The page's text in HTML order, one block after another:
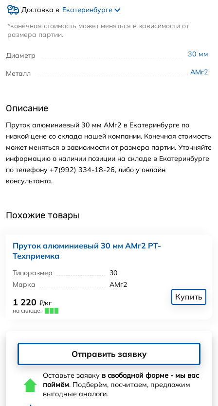
Диаметр 30 мм
Металл АМг2
Доставка в Екатеринбурге
*конечная стоимость может меняться в зависимости от
размера партии.
Описание
Пруток алюминиевый 30 мм АМг2 в Екатеринбурге по
низкой цене со склада нашей компании. Конечная стоимость
может меняться в зависимости от размера партии. Уточняйте
информацию о наличии позиции на складе в Екатеринбурге
по телефону +7(992) 334-18-26, либо у онлайн
консультанта.
Похожие товары
Пруток алюминиевый 30 мм АМг2 РТ-
Техприемка
Типоразмер
30
Марка
АМг2
1 220 ₽/кг
на складе:
Купить
Отправить заявку
Оставьте заявку в свободной форме - мы вас
поймём. Подберём, посчитаем, предложим
выгодные аналоги.